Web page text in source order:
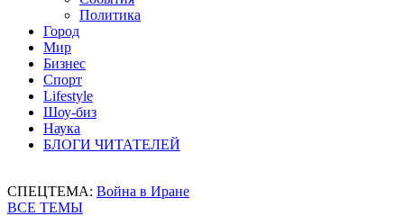
Политика
Город
Мир
Бизнес
Спорт
Lifestyle
Шоу-биз
Наука
БЛОГИ ЧИТАТЕЛЕЙ
СПЕЦТЕМА: Война в Иране
ВСЕ ТЕМЫ